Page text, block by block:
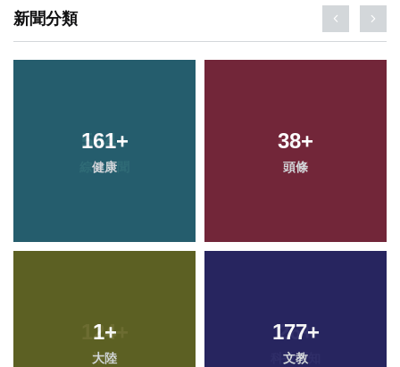
新聞分類
161+
健康
38+
頭條
1+
大陸
177+
文教